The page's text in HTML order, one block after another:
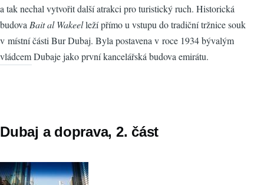
a tak nechal vytvořit další atrakci pro turistický ruch. Historická
budova Bait al Wakeelleží přímo u vstupu do tradiční tržnice souk
v místní části Bur Dubaj. Byla postavena v roce 1934 bývalým
vládcem Dubaje jako první kancelářská budova emirátu.
Dubaj a doprava, 2. část